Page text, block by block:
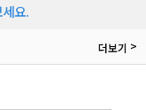
요.
더보기 >